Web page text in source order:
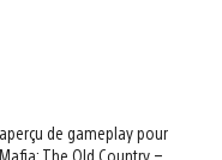
de gameplay pour
The Old Country –